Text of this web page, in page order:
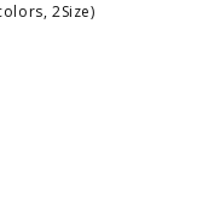
2Size)